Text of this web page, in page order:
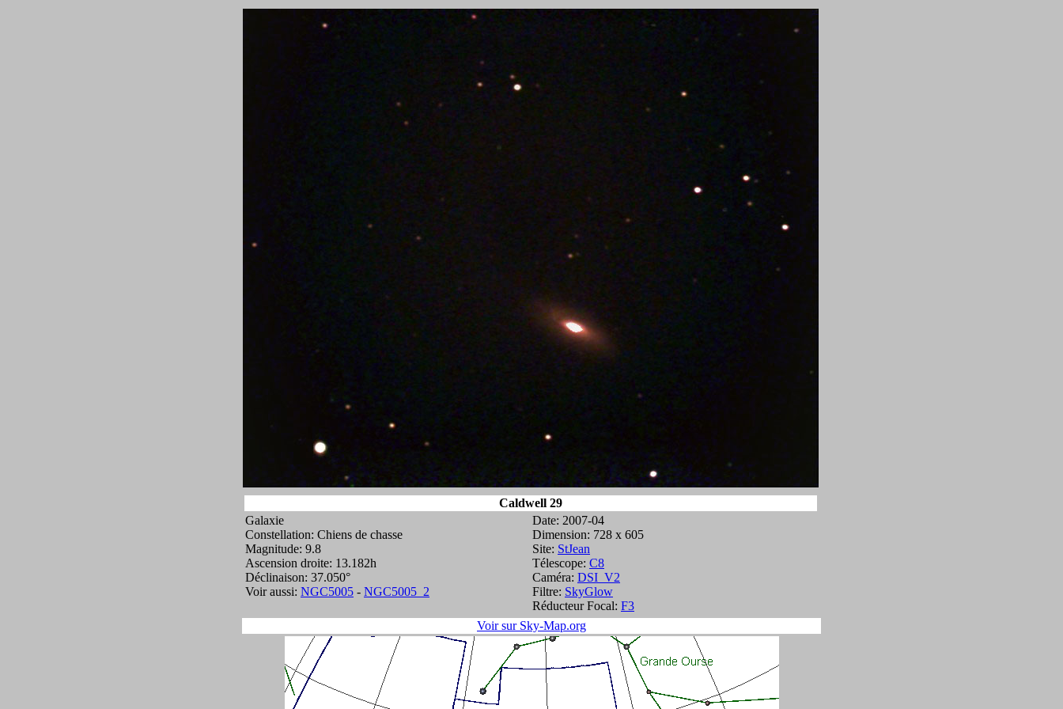
Caldwell 29
Galaxie
Constellation: Chiens de chasse
Magnitude: 9.8
Ascension droite: 13.182h
Déclinaison: 37.050°
Voir aussi: NGC5005 - NGC5005_2
Date: 2007-04
Dimension: 728 x 605
Site: StJean
Télescope: C8
Caméra: DSI_V2
Filtre: SkyGlow
Réducteur Focal: F3
Voir sur Sky-Map.org